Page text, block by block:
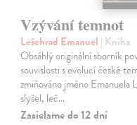
Vzývání temnot
Lešehrad Emanuel | Kniha
Obsáhlý originální sborník
souvislosti s evolucí české
zmiňováno jméno
slyšel, leč…
Zasielame do 12 dní